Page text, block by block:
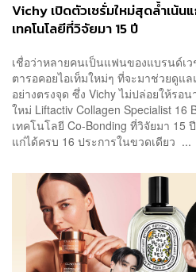
Vichy เปิดตัวเซรั่มใหม่สุดล้ำเน้
เทคโนโลยีที่วิจัยมา 15 ปี
เชื่อว่าหลายคนเป็นแฟนของแบรนด์เว
ตารอคอยไอเท็มใหม่ๆ ที่จะมาช่วยดู
อย่างตรงจุด ซึ่ง Vichy ไม่ปล่อยให้ร
ใหม่ Liftactiv Collagen Specialist 16
เทคโนโลยี Co-Bonding ที่วิจัยมา 15
แก่ได้ครบ 16 ประการในขวดเดียว ...